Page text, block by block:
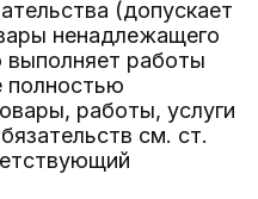
(допускает
ненадлежащего
выполняет работы
полностью
работы, услуги
см. ст.